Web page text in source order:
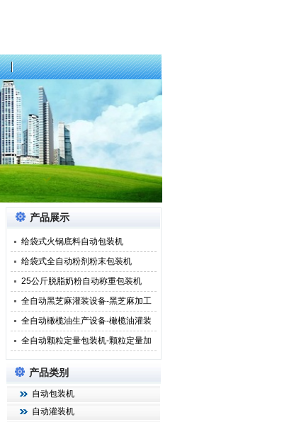
产品展示
给袋式火锅底料自动包装机
给袋式全自动粉剂粉末包装机
25公斤脱脂奶粉自动称重包装机
全自动黑芝麻灌装设备-黑芝麻加工
全自动橄榄油生产设备-橄榄油灌装
全自动颗粒定量包装机-颗粒定量加
产品类别
自动包装机
自动灌装机